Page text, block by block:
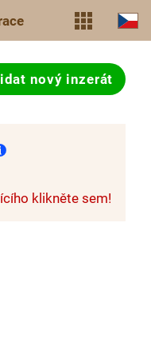
nový inzerát
klikněte sem!